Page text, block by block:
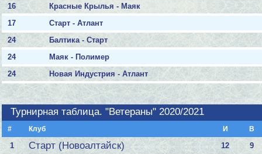
16
Красные Крылья - Маяк
17
Старт - Атлант
24
Балтика - Старт
24
Маяк - Полимер
24
Новая Индустрия - Атлант
Турнирная таблица. "Ветераны" 2020/2021
# Клуб И В
1 Старт (Новоалтайск) 12 9